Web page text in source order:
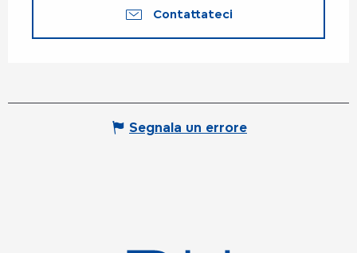
Contattateci
Segnala un errore